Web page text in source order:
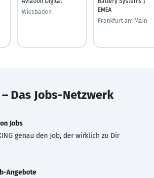
Wiesbaden
EMEA
Frankfurt am Main
– Das Jobs-Netzwerk
Jobs
genau den Job, der wirklich zu Dir
Angebote